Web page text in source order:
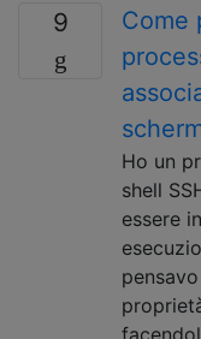
9
Come
Ho un
shell
essere